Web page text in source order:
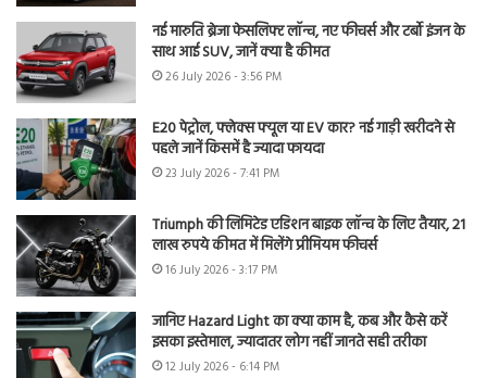
नई मारुति ब्रेजा फेसलिफ्ट लॉन्च, नए फीचर्स और टर्बो इंजन के
साथ आई SUV, जानें क्या है कीमत
26 July 2026 - 3:56 PM
E20 पेट्रोल, फ्लेक्स फ्यूल या EV कार? नई गाड़ी खरीदने से
पहले जानें किसमें है ज्यादा फायदा
23 July 2026 - 7:41 PM
Triumph की लिमिटेड एडिशन बाइक लॉन्च के लिए तैयार, 21
लाख रुपये कीमत में मिलेंगे प्रीमियम फीचर्स
16 July 2026 - 3:17 PM
जानिए Hazard Light का क्या काम है, कब और कैसे करें
इसका इस्तेमाल, ज्यादातर लोग नहीं जानते सही तरीका
12 July 2026 - 6:14 PM